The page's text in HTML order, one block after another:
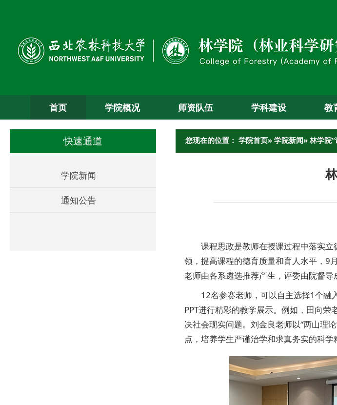
首页 学院概况 师资队伍 学科建设 教
快速通道
学院新闻
通知公告
您现在的位置： 学院首页» 学院新闻» 林学院
课程思政是教师在授课过程中落实
领，提高课程的德育质量和育人水平，9
老师由各系遴选推荐产生，评委由院督
12名参赛老师，可以自主选择1个融
PPT进行精彩的教学展示。例如，田向
决社会现实问题。刘金良老师以“两山理
点，培养学生严谨治学和求真务实的科学